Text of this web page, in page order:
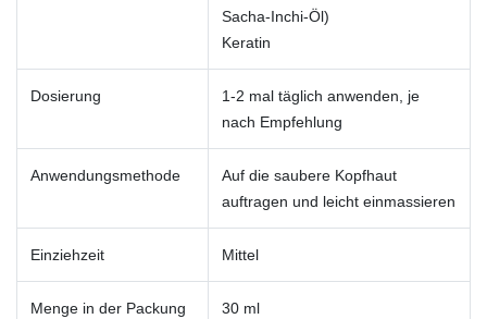
Sacha-Inchi-Öl)
Keratin
Dosierung
1-2 mal täglich anwenden, je
nach Empfehlung
Anwendungsmethode
Auf die saubere Kopfhaut
auftragen und leicht einmassieren
Einziehzeit Mittel
Menge in der Packung 30 ml